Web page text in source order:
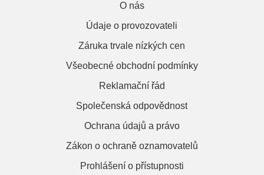
O nás
Údaje o provozovateli
Záruka trvale nízkých cen
Všeobecné obchodní podmínky
Reklamační řád
Společenská odpovědnost
Ochrana údajů a právo
Zákon o ochraně oznamovatelů
Prohlášení o přístupnosti